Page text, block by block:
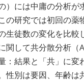
）には中庸の分析が
の研究では初回の薬
生徒数の変化を比較
関して共分散分析（
：結果と「共」に変
性別は要因、年齢は